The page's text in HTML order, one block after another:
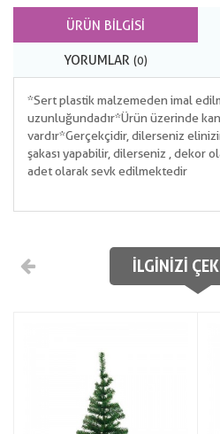
ÜRÜN BILGISI
YORUMLAR (0)
*Sert plastik malzemeden imal
uzunluğundadır*Ürün üzerinde
vardır*Gerçekçidir, dilerseniz
şakası yapabilir, dilerseniz , dekor
adet olarak sevk edilmektedir
İLGINIZI